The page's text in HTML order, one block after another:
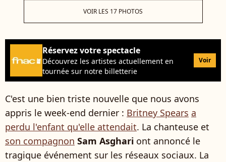
VOIR LES 17 PHOTOS
Réservez votre spectacle
Découvrez les artistes actuellement en
tournée sur notre billetterie
Voir
C'est une bien triste nouvelle que nous avons
appris le week-end dernier : Britney Spears a
perdu l'enfant qu'elle attendait. La chanteuse et
son compagnon Sam Asghari ont annoncé le
tragique événement sur les réseaux sociaux. La